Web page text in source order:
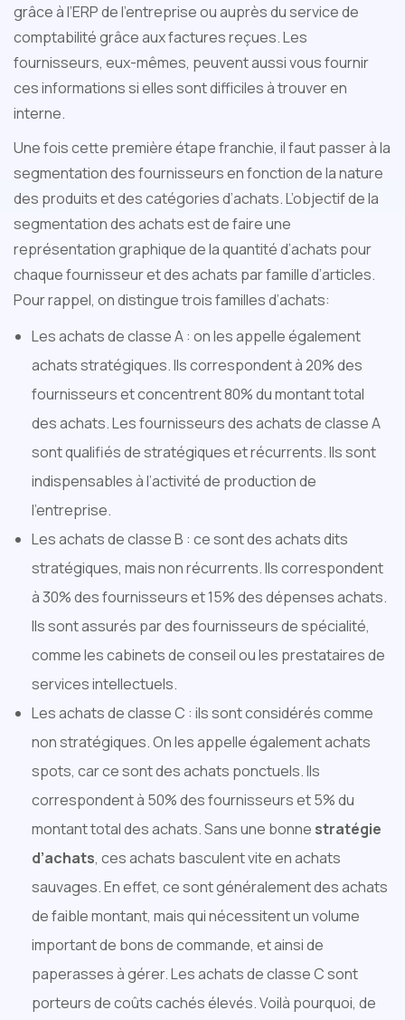
grâce à l’ERP de l’entreprise ou auprès du service de
comptabilité grâce aux factures reçues. Les
fournisseurs, eux-mêmes, peuvent aussi vous fournir
ces informations si elles sont difficiles à trouver en
interne.
Une fois cette première étape franchie, il faut passer à la
segmentation des fournisseurs en fonction de la nature
des produits et des catégories d’achats. L’objectif de la
segmentation des achats est de faire une
représentation graphique de la quantité d’achats pour
chaque fournisseur et des achats par famille d’articles.
Pour rappel, on distingue trois familles d’achats:
Les achats de classe A : on les appelle également
achats stratégiques. Ils correspondent à 20% des
fournisseurs et concentrent 80% du montant total
des achats. Les fournisseurs des achats de classe A
sont qualifiés de stratégiques et récurrents. Ils sont
indispensables à l’activité de production de
l’entreprise.
Les achats de classe B : ce sont des achats dits
stratégiques, mais non récurrents. Ils correspondent
à 30% des fournisseurs et 15% des dépenses achats.
Ils sont assurés par des fournisseurs de spécialité,
comme les cabinets de conseil ou les prestataires de
services intellectuels.
Les achats de classe C : ils sont considérés comme
non stratégiques. On les appelle également achats
spots, car ce sont des achats ponctuels. Ils
correspondent à 50% des fournisseurs et 5% du
montant total des achats. Sans une bonne stratégie
d’achats, ces achats basculent vite en achats
sauvages. En effet, ce sont généralement des achats
de faible montant, mais qui nécessitent un volume
important de bons de commande, et ainsi de
paperasses à gérer. Les achats de classe C sont
porteurs de coûts cachés élevés. Voilà pourquoi, de